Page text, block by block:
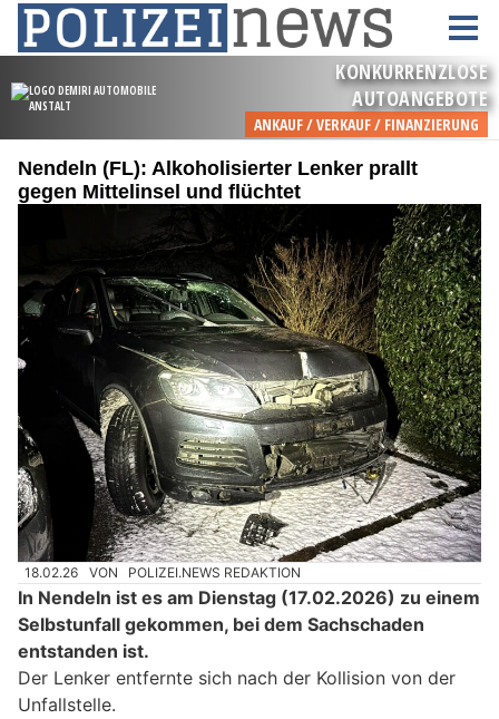
Nendeln (FL): Alkoholisierter Lenker prallt
gegen Mittelinsel und flüchtet
18.02.26 VON POLIZEI.NEWS REDAKTION
In Nendeln ist es am Dienstag (17.02.2026) zu einem
Selbstunfall gekommen, bei dem Sachschaden
entstanden ist.
Der Lenker entfernte sich nach der Kollision von der
Unfallstelle.